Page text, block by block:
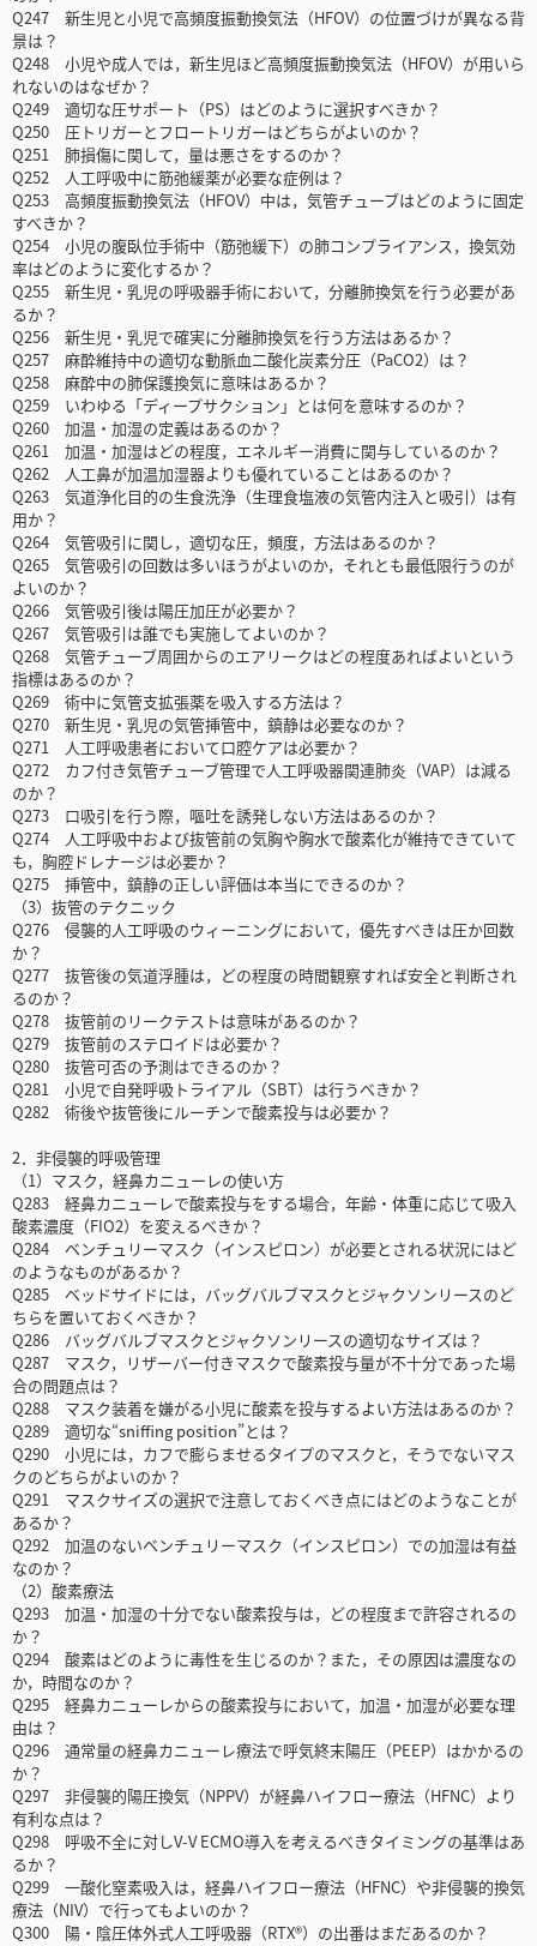
Q247 新生児と小児で高頻度振動換気法（HFOV）の位置づけが異なる背
景は？
Q248 小児や成人では，新生児ほど高頻度振動換気法（HFOV）が用いら
れないのはなぜか？
Q249 適切な圧サポート（PS）はどのように選択すべきか？
Q250 圧トリガーとフロートリガーはどちらがよいのか？
Q251 肺損傷に関して，量は悪さをするのか？
Q252 人工呼吸中に筋弛緩薬が必要な症例は？
Q253 高頻度振動換気法（HFOV）中は，気管チューブはどのように固定
すべきか？
Q254 小児の腹臥位手術中（筋弛緩下）の肺コンプライアンス，換気効
率はどのように変化するか？
Q255 新生児・乳児の呼吸器手術において，分離肺換気を行う必要があ
るか？
Q256 新生児・乳児で確実に分離肺換気を行う方法はあるか？
Q257 麻酔維持中の適切な動脈血二酸化炭素分圧（PaCO2）は？
Q258 麻酔中の肺保護換気に意味はあるか？
Q259 いわゆる「ディープサクション」とは何を意味するのか？
Q260 加温・加湿の定義はあるのか？
Q261 加温・加湿はどの程度，エネルギー消費に関与しているのか？
Q262 人工鼻が加温加湿器よりも優れていることはあるのか？
Q263 気道浄化目的の生食洗浄（生理食塩液の気管内注入と吸引）は有
用か？
Q264 気管吸引に関し，適切な圧，頻度，方法はあるのか？
Q265 気管吸引の回数は多いほうがよいのか，それとも最低限行うのが
よいのか？
Q266 気管吸引後は陽圧加圧が必要か？
Q267 気管吸引は誰でも実施してよいのか？
Q268 気管チューブ周囲からのエアリークはどの程度あればよいという
指標はあるのか？
Q269 術中に気管支拡張薬を吸入する方法は？
Q270 新生児・乳児の気管挿管中，鎮静は必要なのか？
Q271 人工呼吸患者において口腔ケアは必要か？
Q272 カフ付き気管チューブ管理で人工呼吸器関連肺炎（VAP）は減る
のか？
Q273 口吸引を行う際，嘔吐を誘発しない方法はあるのか？
Q274 人工呼吸中および抜管前の気胸や胸水で酸素化が維持できていて
も，胸腔ドレナージは必要か？
Q275 挿管中，鎮静の正しい評価は本当にできるのか？
（3）抜管のテクニック
Q276 侵襲的人工呼吸のウィーニングにおいて，優先すべきは圧か回数
か？
Q277 抜管後の気道浮腫は，どの程度の時間観察すれば安全と判断され
るのか？
Q278 抜管前のリークテストは意味があるのか？
Q279 抜管前のステロイドは必要か？
Q280 抜管可否の予測はできるのか？
Q281 小児で自発呼吸トライアル（SBT）は行うべきか？
Q282 術後や抜管後にルーチンで酸素投与は必要か？
2．非侵襲的呼吸管理
（1）マスク，経鼻カニューレの使い方
Q283 経鼻カニューレで酸素投与をする場合，年齢・体重に応じて吸入
酸素濃度（FIO2）を変えるべきか？
Q284 ベンチュリーマスク（インスピロン）が必要とされる状況にはど
のようなものがあるか？
Q285 ベッドサイドには，バッグバルブマスクとジャクソンリースのど
ちらを置いておくべきか？
Q286 バッグバルブマスクとジャクソンリースの適切なサイズは？
Q287 マスク，リザーバー付きマスクで酸素投与量が不十分であった場
合の問題点は？
Q288 マスク装着を嫌がる小児に酸素を投与するよい方法はあるのか？
Q289 適切な“sniffing position”とは？
Q290 小児には，カフで膨らませるタイプのマスクと，そうでないマス
クのどちらがよいのか？
Q291 マスクサイズの選択で注意しておくべき点にはどのようなことが
あるか？
Q292 加温のないベンチュリーマスク（インスピロン）での加湿は有益
なのか？
（2）酸素療法
Q293 加温・加湿の十分でない酸素投与は，どの程度まで許容されるの
か？
Q294 酸素はどのように毒性を生じるのか？また，その原因は濃度なの
か，時間なのか？
Q295 経鼻カニューレからの酸素投与において，加温・加湿が必要な理
由は？
Q296 通常量の経鼻カニューレ療法で呼気終末陽圧（PEEP）はかかるの
か？
Q297 非侵襲的陽圧換気（NPPV）が経鼻ハイフロー療法（HFNC）より
有利な点は？
Q298 呼吸不全に対しV-V ECMO導入を考えるべきタイミングの基準はあ
るか？
Q299 一酸化窒素吸入は，経鼻ハイフロー療法（HFNC）や非侵襲的換気
療法（NIV）で行ってもよいのか？
Q300 陽・陰圧体外式人工呼吸器（RTX®）の出番はまだあるのか？